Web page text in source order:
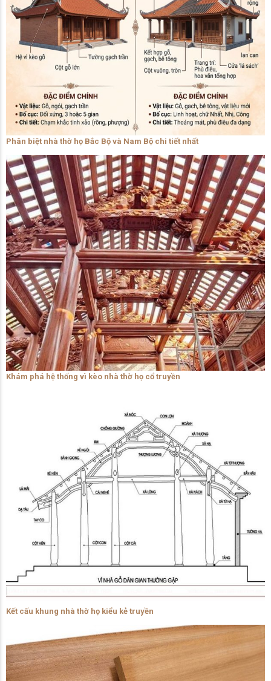
Phân biệt nhà thờ họ Bắc Bộ và Nam Bộ chi tiết nhất
Khám phá hệ thống vì kèo nhà thờ họ cổ truyền
Kết cấu khung nhà thờ họ kiểu kẻ truyền